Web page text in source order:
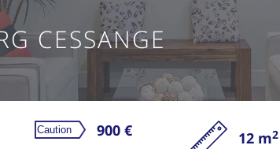
CESSANGE
900 € 12 m2